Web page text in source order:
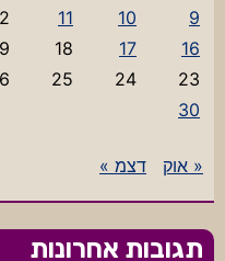
9
10
11
16
17
18
23
24
25
30
« אוק דצמ »
תגובות אחרונות